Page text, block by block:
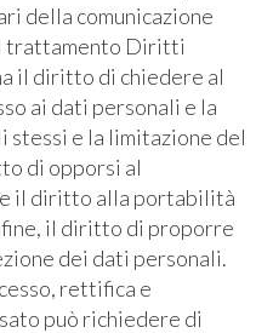
della comunicazione
trattamento Diritti
il diritto di chiedere al
ai dati personali e la
stessi e la limitazione del
di opporsi al
il diritto alla portabilità
il diritto di proporre
dei dati personali.
rettifica e
può richiedere di